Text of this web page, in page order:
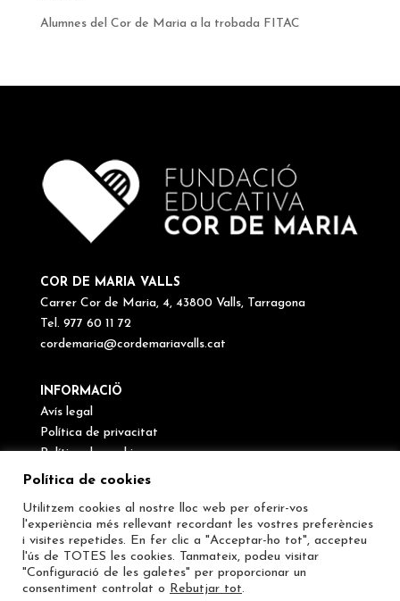
Alumnes del Cor de Maria a la trobada FITAC
COR DE MARIA VALLS
Carrer Cor de Maria, 4, 43800 Valls, Tarragona
Tel. 977 60 11 72
cordemaria@cordemariavalls.cat
INFORMACIÖ
Avís legal
Política de privacitat
Política de cookies
Canal de denúncies
SEGUEIX-NOS
Política de cookies
Utilitzem cookies al nostre lloc web per oferir-vos
l'experiència més rellevant recordant les vostres preferències
i visites repetides. En fer clic a "Acceptar-ho tot", accepteu
l'ús de TOTES les cookies. Tanmateix, podeu visitar
"Configuració de les galetes" per proporcionar un
consentiment controlat o Rebutjar tot.